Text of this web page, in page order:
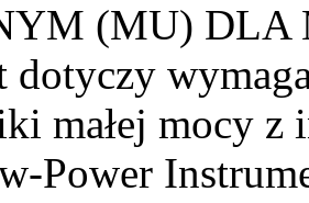
(MU) DLA
dotyczy
małej mocy
Power